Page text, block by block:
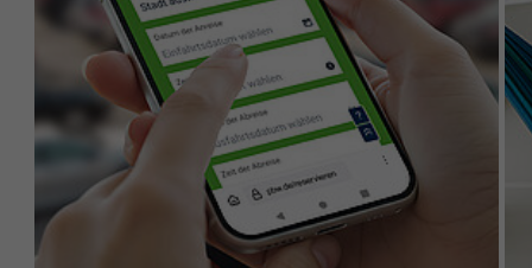
Gebündeltes Know-
how für maximale
Leistung.